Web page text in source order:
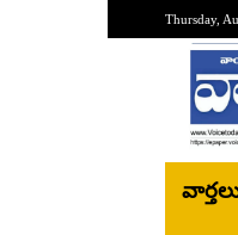
Thursday,